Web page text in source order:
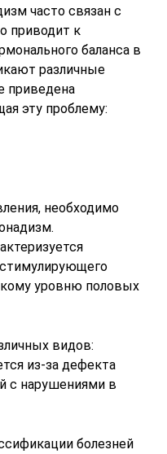
часто связан с
приводит к
баланса в
различные
приведена
эту проблему:
необходимо
уровню половых
видов:
из-за дефекта
с нарушениями в
болезней